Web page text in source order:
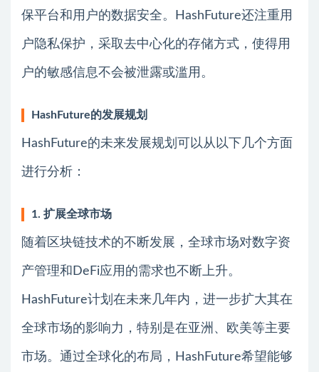
保平台和用户的数据安全。HashFuture还注重用
户隐私保护，采取去中心化的存储方式，使得用
户的敏感信息不会被泄露或滥用。
HashFuture的发展规划
HashFuture的未来发展规划可以从以下几个方面
进行分析：
1. 扩展全球市场
随着区块链技术的不断发展，全球市场对数字资
产管理和DeFi应用的需求也不断上升。
HashFuture计划在未来几年内，进一步扩大其在
全球市场的影响力，特别是在亚洲、欧美等主要
市场。通过全球化的布局，HashFuture希望能够